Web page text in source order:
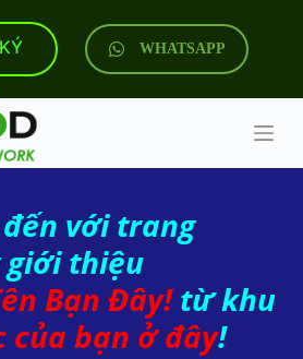
WHATSAPP
với trang
giới thiệu
Bạn Đây! từ khu
của bạn ở đây!